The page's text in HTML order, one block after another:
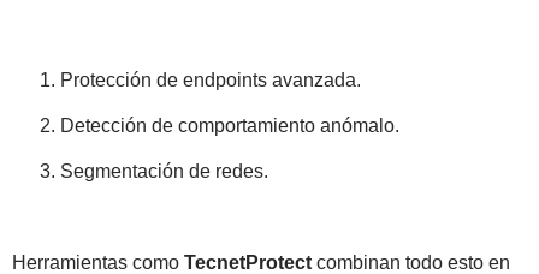
Protección de endpoints avanzada.
Detección de comportamiento anómalo.
Segmentación de redes.
Herramientas como TecnetProtect combinan todo esto en